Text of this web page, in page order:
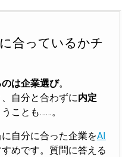
合っているかチ
は企業選び。
自分と合わずに内定
ことも……。
自分に合った企業をAI
めです。質問に答える